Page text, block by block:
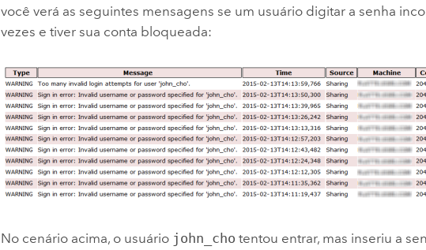
você verá as seguintes mensagens se um usuário digitar a senha
vezes e tiver sua conta bloqueada:
No cenário acima, o usuário john_cho tentou entrar, mas inseriu a